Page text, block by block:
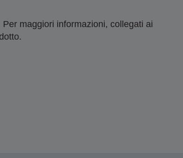
maggiori informazioni, collegati ai